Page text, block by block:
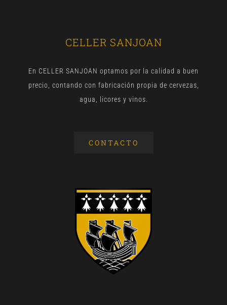
CELLER SANJOAN
En CELLER SANJOAN optamos por la calidad a buen
precio, contando con fabricación propia de cervezas,
agua, licores y vinos.
CONTACTO